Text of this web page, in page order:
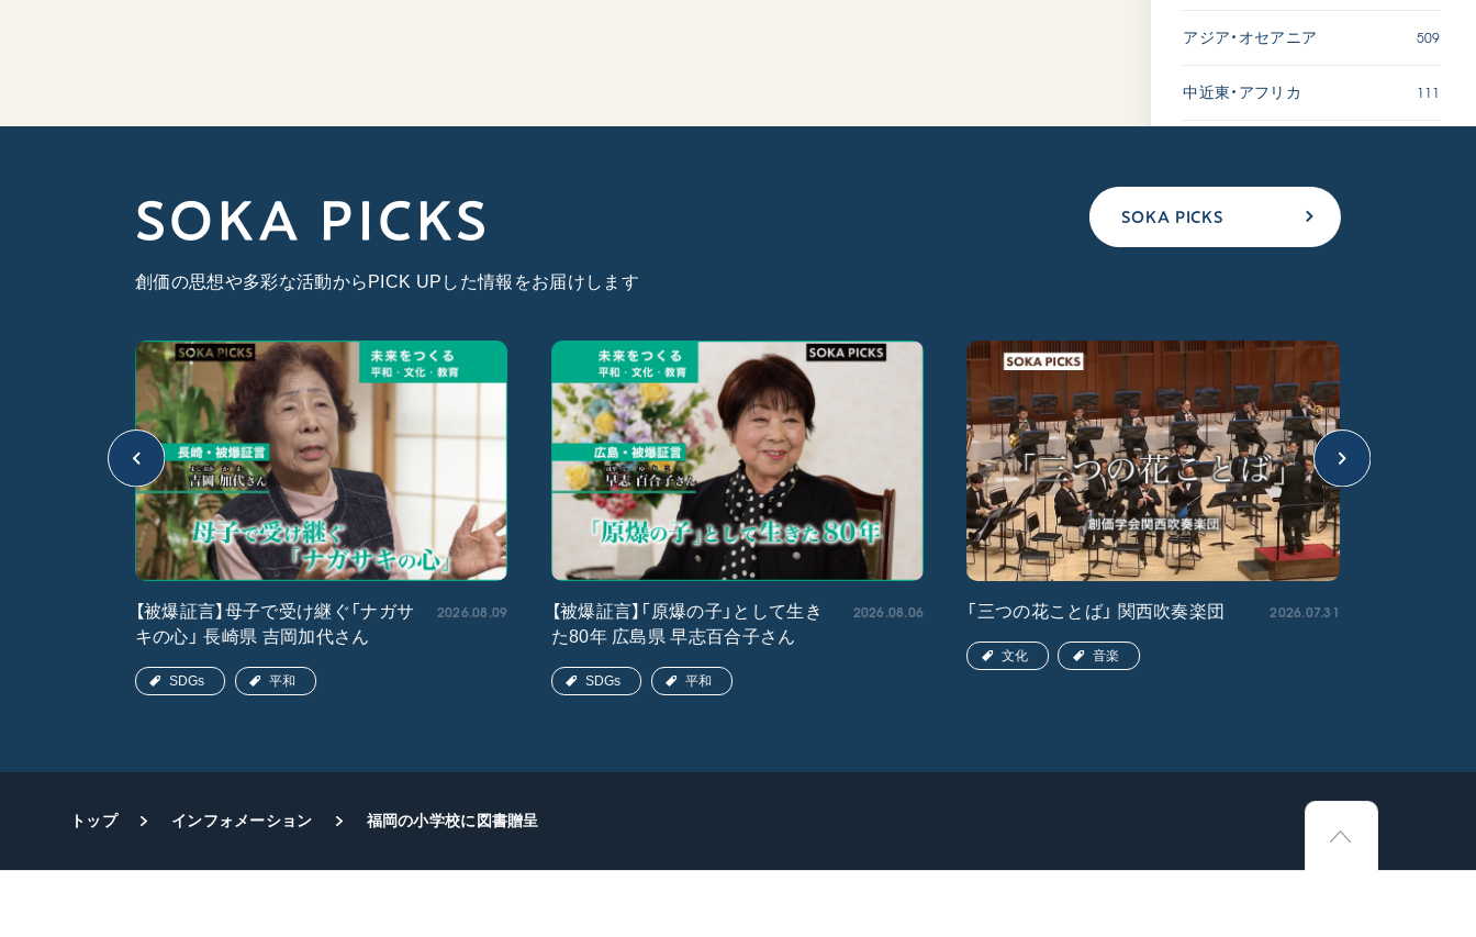
アジア・オセアニア 509
中近東・アフリカ 111
SOKA PICKS
創価の思想や多彩な活動からPICK UPした情報をお届けします
SOKA PICKS
【被爆証言】母子で受け継ぐ「ナガサ
キの心」 長崎県 吉岡加代さん
2026.08.09
SDGs 平和
【被爆証言】「原爆の子」として生き
た80年 広島県 早志百合子さん
2026.08.06
SDGs 平和
「三つの花ことば」 関西吹奏楽団 2026.07.31
文化 音楽
トップ インフォメーション 福岡の小学校に図書贈呈